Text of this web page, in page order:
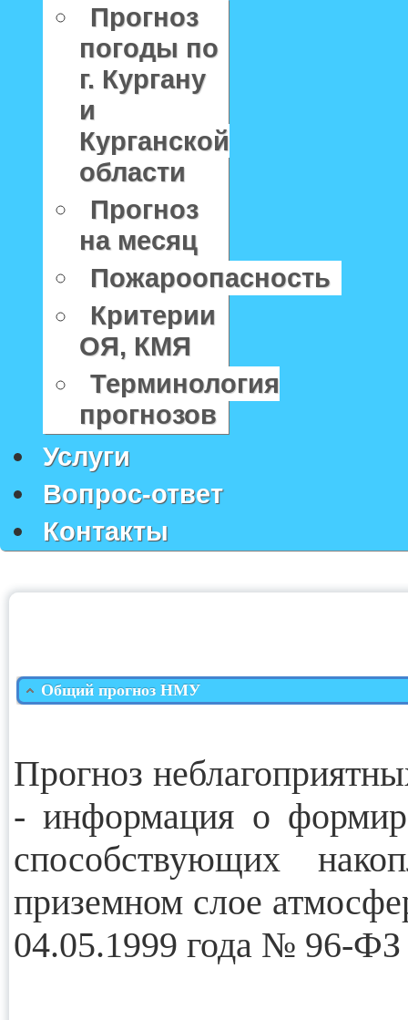
Прогноз
погоды по
г. Кургану
и
Курганской
области
Прогноз
на месяц
Пожароопасность
Критерии
ОЯ, КМЯ
Терминология
прогнозов
Услуги
Вопрос-ответ
Контакты
Общий прогноз НМУ
Прогноз
- информация о
способствующих
приземном слое
04.05.1999 года № 96-ФЗ